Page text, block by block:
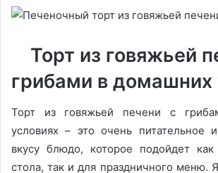
Торт из говяжьей
грибами в домашних
Торт из говяжьей печени с
условиях – это очень питательное
вкусу блюдо, которое подойдет
стола, так и для праздничного меню.